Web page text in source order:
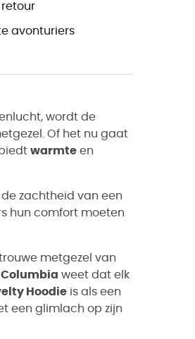
retour
avonturiers
wordt de
Of het nu gaat
biedt warmte en
zachtheid van een
hun comfort moeten
metgezel van
Columbia weet dat elk
Hoodie is als een
een glimlach op zijn